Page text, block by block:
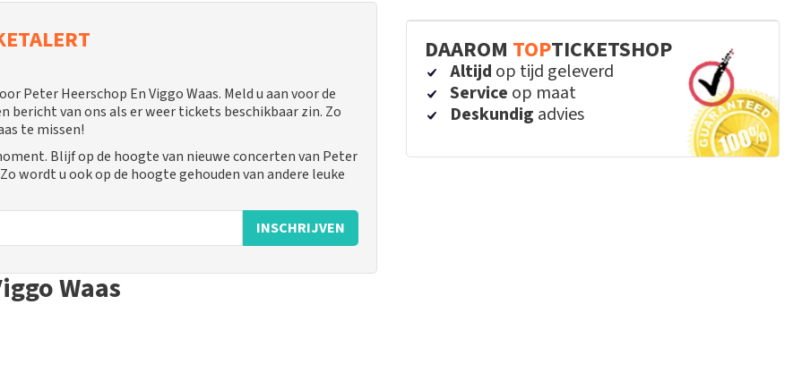
Peter Heerschop En Viggo Waas. Meld u aan voor de
bericht van ons als er weer tickets beschikbaar zin. Zo
te missen!
Blijf op de hoogte van nieuwe concerten van Peter
wordt u ook op de hoogte gehouden van andere leuke
INSCHRIJVEN
Waas
DAAROM TOPTICKETSHOP
Altijd op tijd geleverd
Service op maat
Deskundig advies